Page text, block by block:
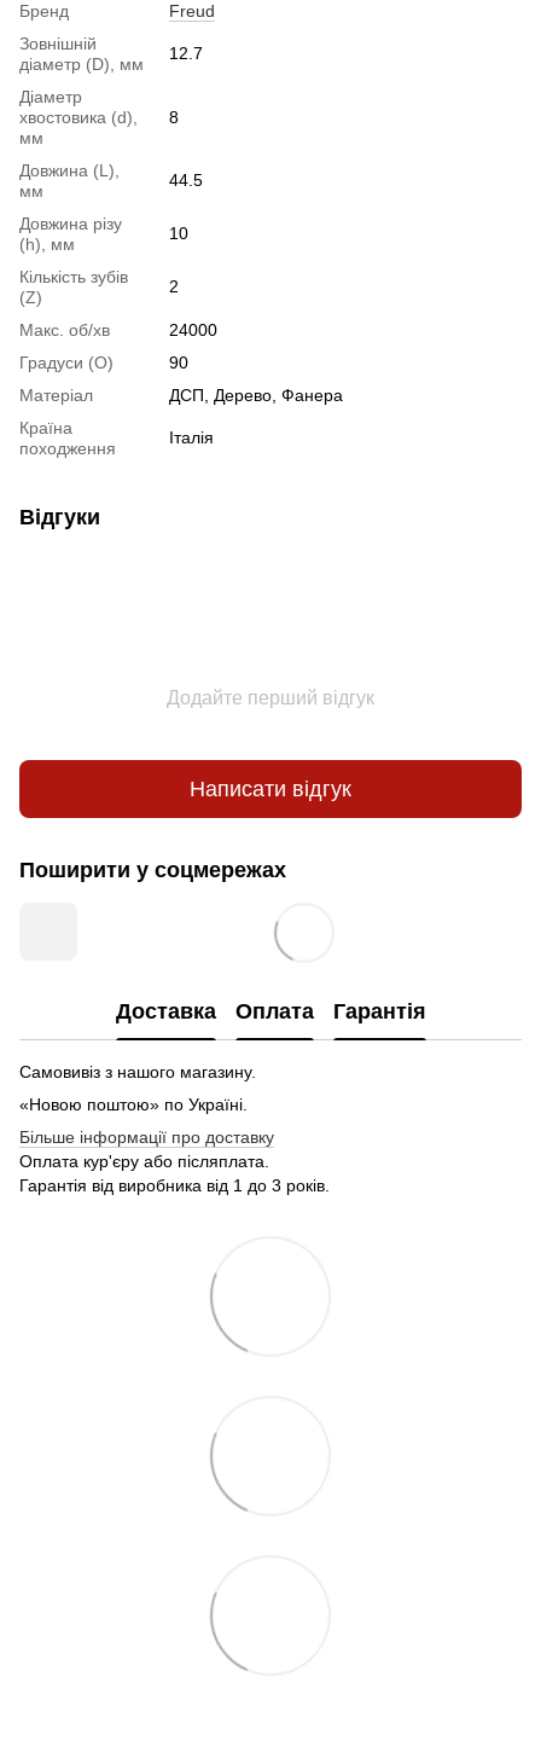
Бренд
Freud
Зовнішній
діаметр (D), мм
12.7
Діаметр
хвостовика (d),
мм
8
Довжина (L),
мм
44.5
Довжина різу
(h), мм
10
Кількість зубів
(Z)
2
Макс. об/хв
24000
Градуси (О)
90
Матеріал
ДСП, Дерево, Фанера
Країна
походження
Італія
Відгуки
Додайте перший відгук
Написати відгук
Поширити у соцмережах
Доставка Оплата Гарантія
Самовивіз з нашого магазину.
«Новою поштою» по Україні.
Більше інформації про доставку
Оплата кур'єру або післяплата.
Гарантія від виробника від 1 до 3 років.